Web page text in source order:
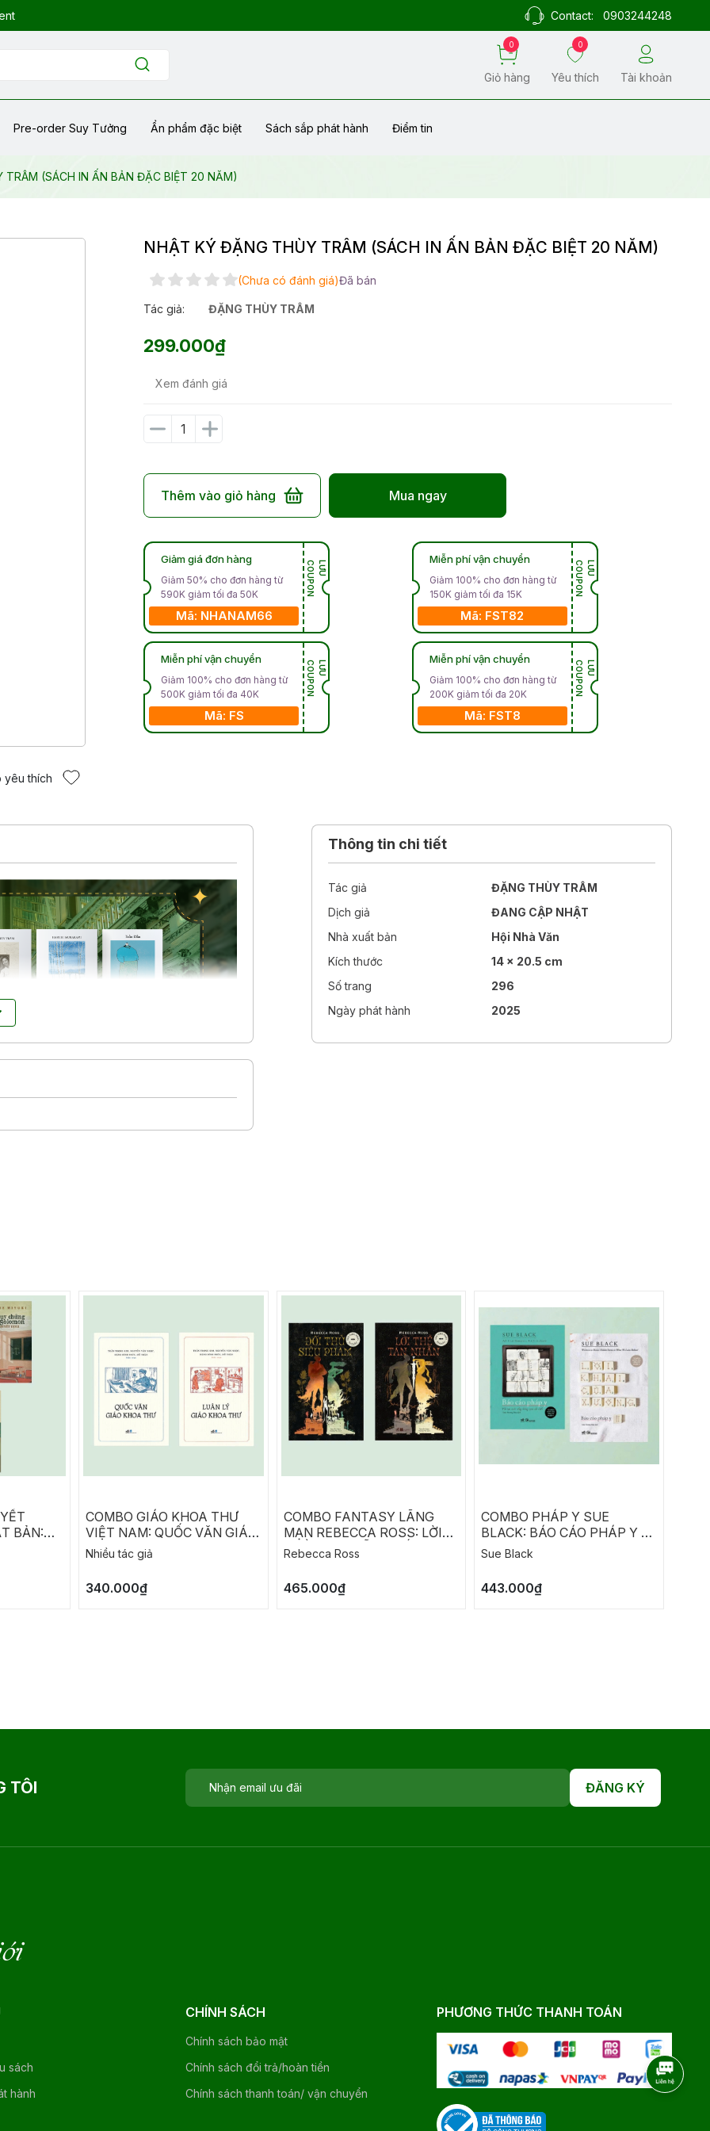
Contact: 0903244248
0
Giỏ hàng
0
Yêu thích Tài khoản
Pre-order Suy Tưởng Ẩn phẩm đặc biệt Sách sắp phát hành Điểm tin
TRÂM (SÁCH IN ẤN BẢN ĐẶC BIỆT 20 NĂM)
yêu thích
NHẬT KÝ ĐẶNG THÙY TRÂM (SÁCH IN ẤN BẢN ĐẶC BIỆT 20 NĂM)
(Chưa có đánh giá)Đã bán
Tác giả: ĐẶNG THÙY TRÂM
299.000₫
Xem đánh giá
Thêm vào giỏ hàng Mua ngay
Giảm giá đơn hàng
Giảm 50% cho đơn hàng từ
590K giảm tối đa 50K
Mã: NHANAM66
L
Ư
U
C
O
U
P
O
N
Miễn phí vận chuyển
Giảm 100% cho đơn hàng từ
500K giảm tối đa 40K
Mã: FS
L
Ư
U
C
O
U
P
O
N
Miễn phí vận chuyển
Giảm 100% cho đơn hàng từ
150K giảm tối đa 15K
Mã: FST82
L
Ư
U
C
O
U
P
O
N
Miễn phí vận chuyển
Giảm 100% cho đơn hàng từ
200K giảm tối đa 20K
Mã: FST8
L
Ư
U
C
O
U
P
O
N
nữ bác sĩ về cuộc sống của chị nơi
nhạy cảm mà không yếu đuối, tha
hàng ngày, những nỗi buồn, nỗi nhớ
thời chúng ta cũng thấy được một ý chí
can đảm phi thường - những điều đã
Thông tin chi tiết
Tác giả
ĐẶNG THÙY TRÂM
Dịch giả
ĐANG CẬP NHẬT
Nhà xuất bản
Hội Nhà Văn
Kích thước
14 x 20.5 cm
Số trang
296
Ngày phát hành
2025
BẢN:
COMBO GIÁO KHOA THƯ
VIỆT NAM: QUỐC VĂN GIÁO
KHOA THƯ - LUÂN LÝ GIÁO
KHOA THƯ
Nhiều tác giả
340.000₫
COMBO FANTASY LÃNG
MẠN REBECCA ROSS: LỜI
THỀ TÀN NHẪN - ĐỐI THỦ
Rebecca Ross
465.000₫
COMBO PHÁP Y SUE
BLACK: BÁO CÁO PHÁP Y -
LỜI KHAI CỦA XƯƠNG
Sue Black
443.000₫
TÔI ĐĂNG KÝ
sách
hành
CHÍNH SÁCH
Chính sách bảo mật
Chính sách đổi trả/hoàn tiền
Chính sách thanh toán/ vận chuyển
PHƯƠNG THỨC THANH TOÁN